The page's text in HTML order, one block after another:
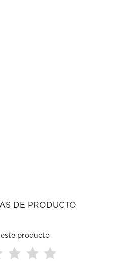
DE PRODUCTO
este producto